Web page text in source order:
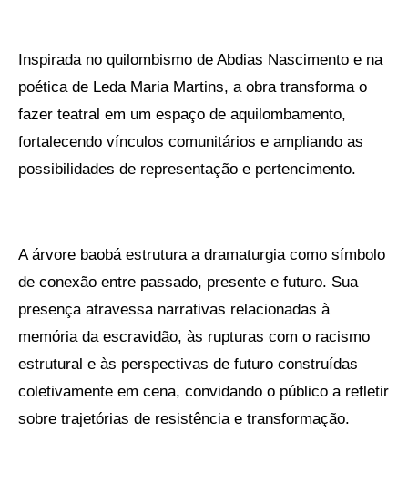
Inspirada no quilombismo de Abdias Nascimento e na
poética de Leda Maria Martins, a obra transforma o
fazer teatral em um espaço de aquilombamento,
fortalecendo vínculos comunitários e ampliando as
possibilidades de representação e pertencimento.
A árvore baobá estrutura a dramaturgia como símbolo
de conexão entre passado, presente e futuro. Sua
presença atravessa narrativas relacionadas à
memória da escravidão, às rupturas com o racismo
estrutural e às perspectivas de futuro construídas
coletivamente em cena, convidando o público a refletir
sobre trajetórias de resistência e transformação.